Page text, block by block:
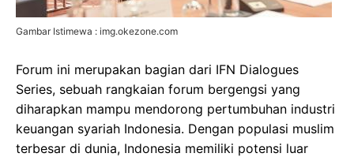
Gambar Istimewa : img.okezone.com
Forum ini merupakan bagian dari IFN Dialogues
Series, sebuah rangkaian forum bergengsi yang
diharapkan mampu mendorong pertumbuhan industri
keuangan syariah Indonesia. Dengan populasi muslim
terbesar di dunia, Indonesia memiliki potensi luar